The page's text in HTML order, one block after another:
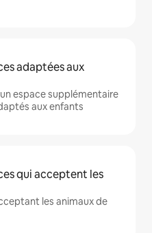
adaptées aux
espace supplémentaire
aux enfants
qui acceptent les
les animaux de